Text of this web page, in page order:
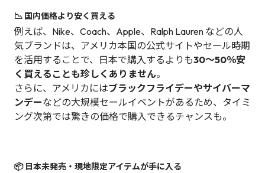
📉 国内価格より安く買える
例えば、Nike、Coach、Apple、Ralph Lauren などの人
気ブランドは、アメリカ本国の公式サイトやセール時期
を活用することで、日本で購入するよりも30〜50％安
く買えることも珍しくありません。
さらに、アメリカにはブラックフライデーやサイバーマ
ンデーなどの大規模セールイベントがあるため、タイミ
ング次第では驚きの価格で購入できるチャンスも。
📦 日本未発売・現地限定アイテムが手に入る